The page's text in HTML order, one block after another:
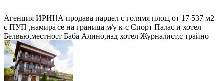
Агенция ИРИНА продава парцел с голямя площ от 17 537 м2
с ПУП ,намира се на граница м/у к-с Спорт Палас и хотел
Белвью,местност Баба Алино,над хотел Журналист,с трайно
предназначение на територия:Урбанизирана,начин за трайно
ползване:За друг вид застрояване.Подходящ е за
жил.стро.во,почивна база,Дом за стари хора, и др.Цена: 65
евро на кв.метър/около 1 140 000 евро/